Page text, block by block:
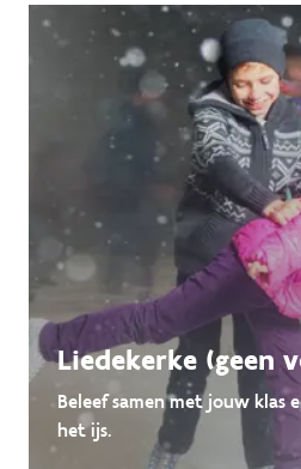
Liedekerke (geen
Beleef samen met jouw klas
het ijs.